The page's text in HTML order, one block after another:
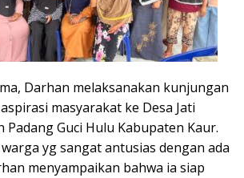
Darhan melaksanakan kunjungan
masyarakat ke Desa Jati
Padang Guci Hulu Kabupaten Kaur.
yg sangat antusias dengan ada
menyampaikan bahwa ia siap